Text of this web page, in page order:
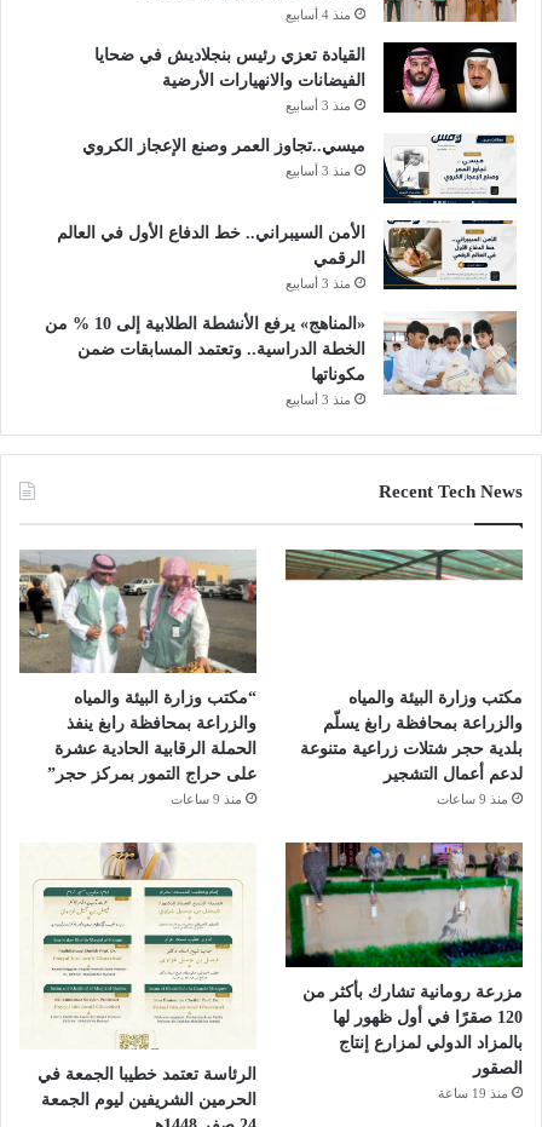
منذ 4 أسابيع
القيادة تعزي رئيس بنجلاديش في ضحايا
الفيضانات والانهيارات الأرضية
منذ 3 أسابيع
ميسي..تجاوز العمر وصنع الإعجاز الكروي
منذ 3 أسابيع
الأمن السيبراني.. خط الدفاع الأول في العالم
الرقمي
منذ 3 أسابيع
«المناهج» يرفع الأنشطة الطلابية إلى 10 % من
الخطة الدراسية.. وتعتمد المسابقات ضمن
مكوناتها
منذ 3 أسابيع
Recent Tech News
مكتب وزارة البيئة والمياه
والزراعة بمحافظة رابغ يسلّم
بلدية حجر شتلات زراعية متنوعة
لدعم أعمال التشجير
منذ 9 ساعات
“مكتب وزارة البيئة والمياه
والزراعة بمحافظة رابغ ينفذ
الحملة الرقابية الحادية عشرة
على حراج التمور بمركز حجر”
منذ 9 ساعات
مزرعة رومانية تشارك بأكثر من
120 صقرًا في أول ظهور لها
بالمزاد الدولي لمزارع إنتاج
الصقور
منذ 19 ساعة
الرئاسة تعتمد خطيبا الجمعة في
الحرمين الشريفين ليوم الجمعة